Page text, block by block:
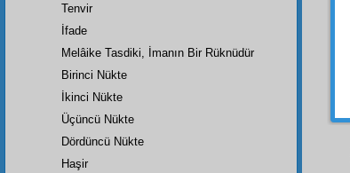
Tenvir
İfade
Melâike Tasdiki, İmanın Bir Rüknüdür
Birinci Nükte
İkinci Nükte
Üçüncü Nükte
Dördüncü Nükte
Haşir